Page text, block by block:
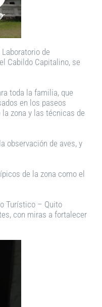
de
Cabildo Capitalino, se
toda la familia, que
en los paseos
zona y las técnicas de
observación de aves, y
de la zona como el
Turístico – Quito
con miras a fortalecer